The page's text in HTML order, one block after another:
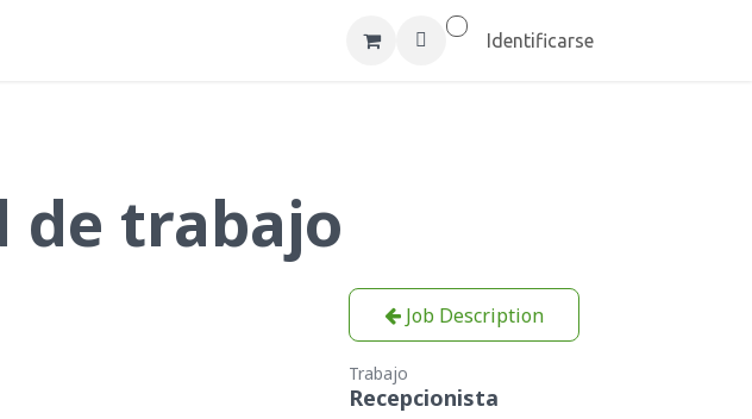
Acerca de Argentum Inc Empleos
Identificarse
de trabajo
Job Description
Trabajo
Recepcionista